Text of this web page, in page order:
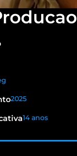
2025
14 anos